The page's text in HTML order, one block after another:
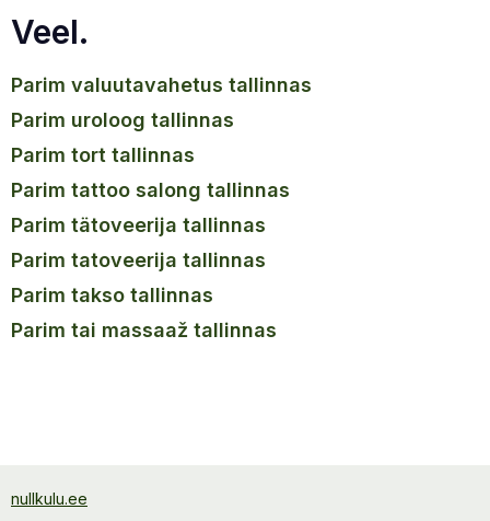
Veel.
parim valuutavahetus tallinnas
parim uroloog tallinnas
parim tort tallinnas
parim tattoo salong tallinnas
parim tätoveerija tallinnas
parim tatoveerija tallinnas
parim takso tallinnas
parim tai massaaž tallinnas
nullkulu.ee